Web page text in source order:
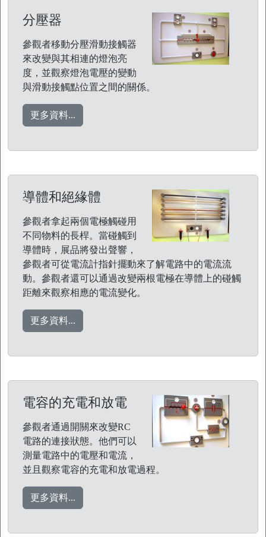
分壓器
參觀者移動分壓滑動接觸器
來改變與其相連的燈泡亮
度，並觀察燈泡電壓的變動
與滑動接觸點位置之間的關係。
更多資料...
導體和絕緣體
參觀者拿起兩個電極觸碰用
不同物料的長桿。當碰觸到
導體時，展品將發出聲響，
參觀者可從電流計指針擺動來了解電路中的電流流
動。參觀者還可以通過改變兩根電極在導體上的碰觸
距離來觀察相應的電流變化。
更多資料...
電容的充電和放電
參觀者通過開關來改變RC
電路的連接狀態。他們可以
測量電路中的電壓和電流，
並且觀察電容的充電和放電過程。
更多資料...